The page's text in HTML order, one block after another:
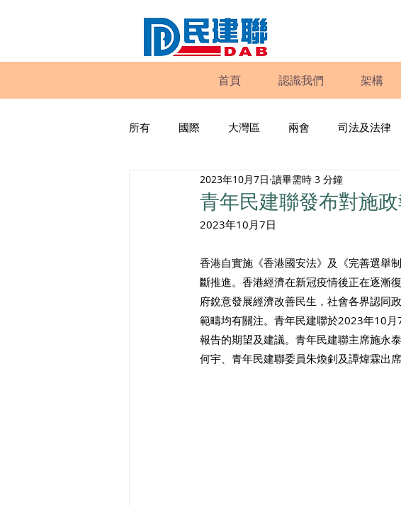
首頁 認識我們 架構
所有 國際 大灣區 兩會 司法及法律
工商專業 家庭
議會監察 區議會
青年民建聯發布對施
2023年10月7日 讀畢需時 3 分鐘
2023年10月7日
香港自實施《香港國安法》及《完善選舉
斷推進。香港經濟在新冠疫情後正在逐漸
府銳意發展經濟改善民生，社會各界認同
範疇均有關注。青年民建聯於2023年10
報告的期望及建議。 青年民建聯主席施永
何宇、青年民建聯委員朱煥釗及譚煒霖出席